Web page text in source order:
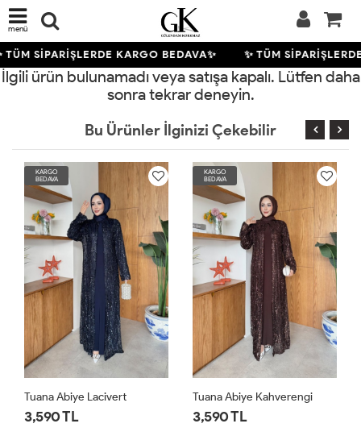
menü
TÜM SİPARİŞLERDE KARGO BEDAVA✨ ✨ TÜM
İlgili ürün bulunamadı veya satışa kapalı. Lütfen daha
sonra tekrar deneyin.
Bu Ürünler İlginizi Çekebilir
KARGO
BEDAVA
Tuana Abiye Kahverengi
3,590 TL
KARGO
BEDAVA
Tuana Abiye Siyah
3,590 TL